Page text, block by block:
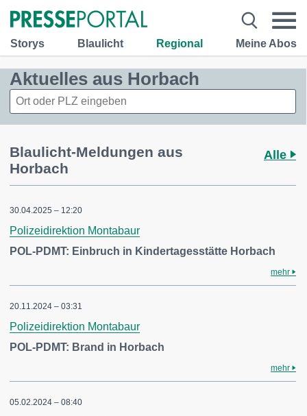
Storys Blaulicht Regional Meine Abos
Aktuelles aus Horbach
Blaulicht-Meldungen aus
Horbach
Alle
30.04.2025 – 12:20
Polizeidirektion Montabaur
POL-PDMT: Einbruch in Kindertagesstätte Horbach
mehr
20.11.2024 – 03:31
Polizeidirektion Montabaur
POL-PDMT: Brand in Horbach
mehr
05.02.2024 – 08:40